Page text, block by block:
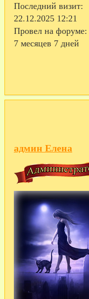
Последний визит:
22.12.2025 12:21
Провел на форуме:
7 месяцев 7 дней
админ Елена